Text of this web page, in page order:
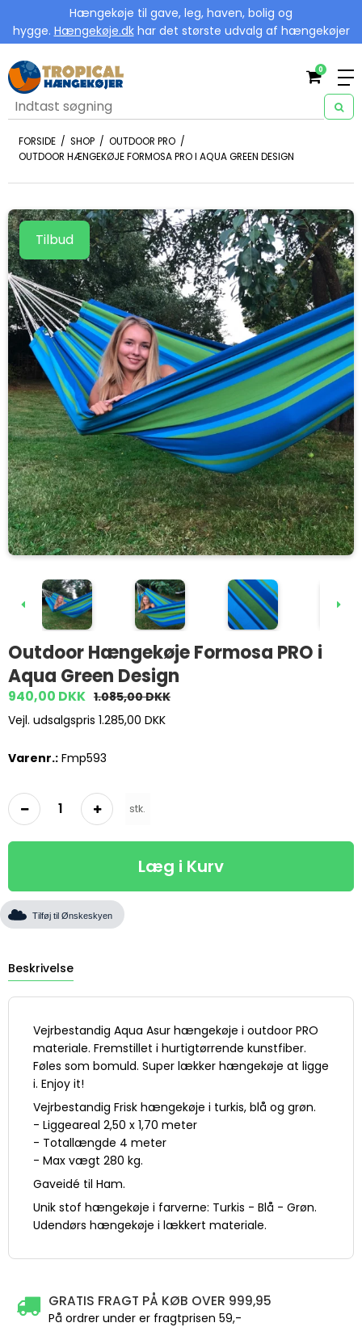
Hængekøje til gave, leg, haven, bolig og
hygge. Hængekøje.dkhar det største udvalg af hængekøjer
0
FORSIDE / SHOP / OUTDOOR PRO /
OUTDOOR HÆNGEKØJE FORMOSA PRO I AQUA GREEN DESIGN
Tilbud
Outdoor Hængekøje Formosa PRO i
Aqua Green Design
940,00 DKK 1.085,00 DKK
Vejl. udsalgspris 1.285,00 DKK
Varenr.: Fmp593
stk.
Læg i Kurv
Tilføj til Ønskeskyen
Beskrivelse
Vejrbestandig Aqua Asur hængekøje i outdoor PRO
materiale. Fremstillet i hurtigtørrende kunstfiber.
Føles som bomuld. Super lækker hængekøje at ligge
i. Enjoy it!
Vejrbestandig Frisk hængekøje i turkis, blå og grøn.
- Liggeareal 2,50 x 1,70 meter
- Totallængde 4 meter
- Max vægt 280 kg.
Gaveidé til Ham.
Unik stof hængekøje i farverne: Turkis - Blå - Grøn.
Udendørs hængekøje i lækkert materiale.
GRATIS FRAGT PÅ KØB OVER 999,95
På ordrer under er fragtprisen 59,-